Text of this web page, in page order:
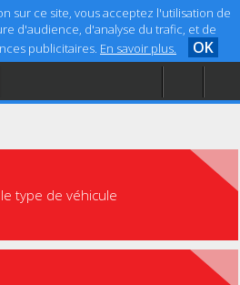
sur ce site, vous acceptez l'utilisation de
d'audience, d'analyse du trafic, et de
publicitaires. En savoir plus. OK
type de véhicule